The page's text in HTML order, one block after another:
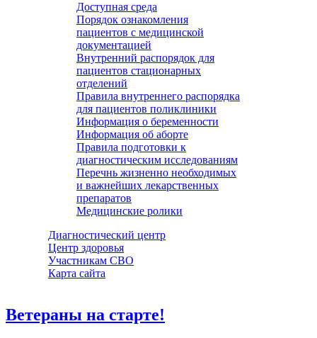
Доступная среда
Порядок ознакомления
пациентов с медицинской
документацией
Внутренний распорядок для
пациентов стационарных
отделений
Правила внутреннего распорядка
для пациентов поликлиники
Информация о беременности
Информация об аборте
Правила подготовки к
диагностическим исследованиям
Перечнь жизненно необходимых
и важнейших лекарственных
препаратов
Медицинские ролики
Диагностический центр
Центр здоровья
Участникам СВО
Карта сайта
Ветераны на старте!